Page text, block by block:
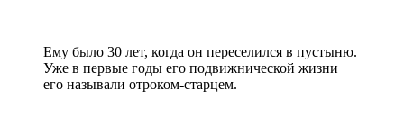
Ему было 30 лет, когда он переселился в пустыню.
Уже в первые годы его подвижнической жизни
его называли отроком-старцем.